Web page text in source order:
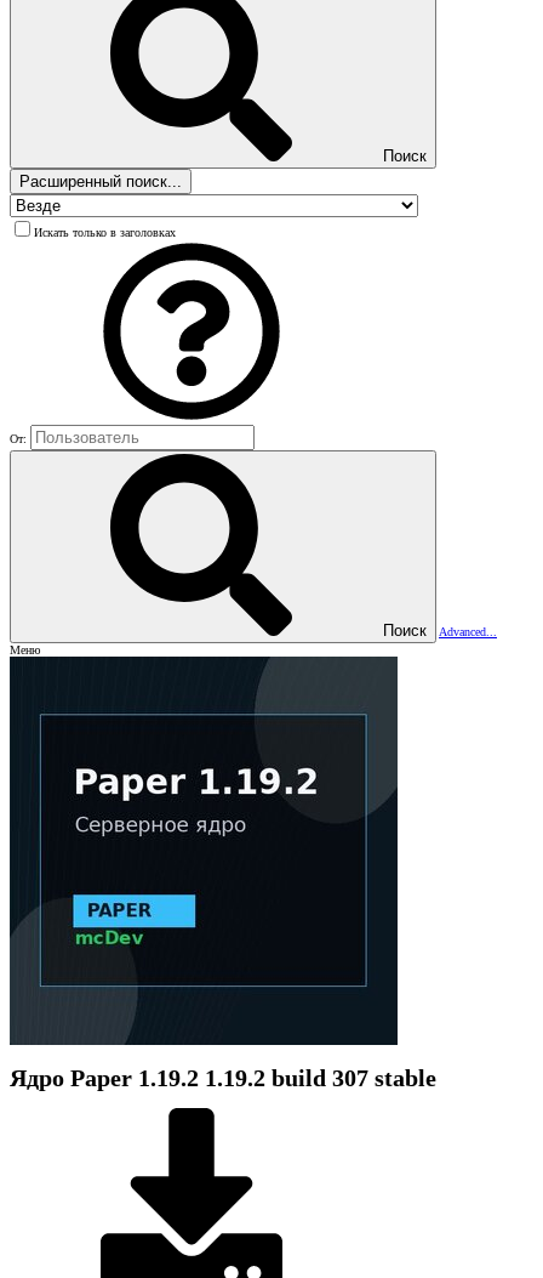
Поиск
Расширенный поиск...
Искать только в заголовках
От:
Поиск
Advanced...
Меню
Ядро Paper 1.19.2 1.19.2 build 307 stable